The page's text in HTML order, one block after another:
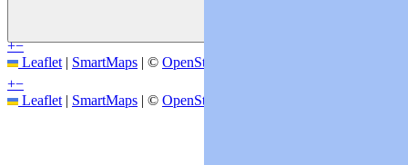
+−
Leaflet | SmartMaps | © OpenStreetMap
+−
Leaflet | SmartMaps | © OpenStreetMap